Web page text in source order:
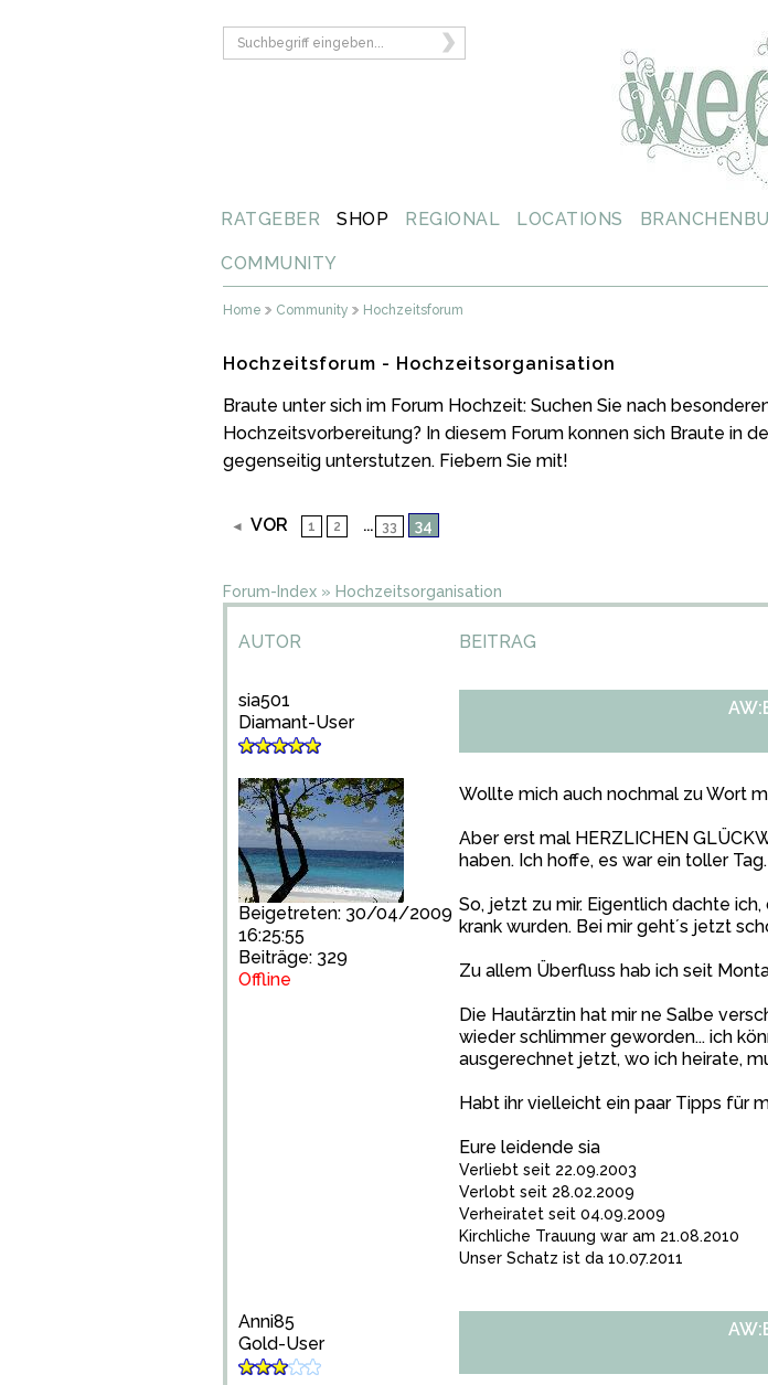
RATGEBER SHOP REGIONAL LOCATIONS
COMMUNITY
Home Community Hochzeitsforum
Hochzeitsforum - Hochzeitsorganisation
Braute unter sich im Forum Hochzeit: Suchen Sie nach
Hochzeitsvorbereitung? In diesem Forum konnen sich Braute in
gegenseitig unterstutzen. Fiebern Sie mit!
◄ VOR 1 2 ... 33 34
Forum-Index » Hochzeitsorganisation
AUTOR BEITRAG
sia501
Diamant-User
Beigetreten: 30/04/2009
16:25:55
Beiträge: 329
Offline
Wollte mich auch nochmal zu Wort
Aber erst mal HERZLICHEN
haben. Ich hoffe, es war ein toller Tag.
So, jetzt zu mir. Eigentlich dachte
krank wurden. Bei mir geht´s jetzt
Zu allem Überfluss hab ich seit
Die Hautärztin hat mir ne Salbe
wieder schlimmer geworden... ich
ausgerechnet jetzt, wo ich heirate,
Habt ihr vielleicht ein paar Tipps für
Eure leidende sia
Verliebt seit 22.09.2003
Verlobt seit 28.02.2009
Verheiratet seit 04.09.2009
Kirchliche Trauung war am 21.08.2010
Unser Schatz ist da 10.07.2011
Anni85
Gold-User